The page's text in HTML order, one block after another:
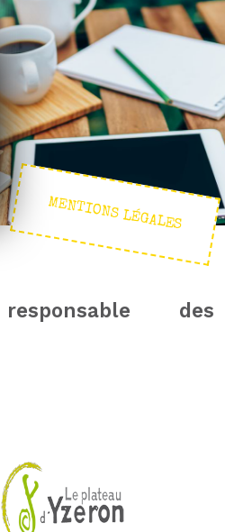
MENTIONS LÉGALES
des